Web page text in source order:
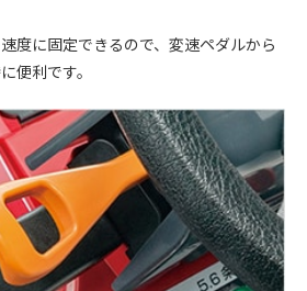
度に固定できるので、変速ペダルから
便利です。